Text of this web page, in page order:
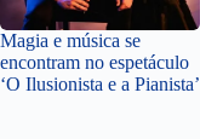
Magia e música se
encontram no espetáculo
‘O Ilusionista e a Pianista’